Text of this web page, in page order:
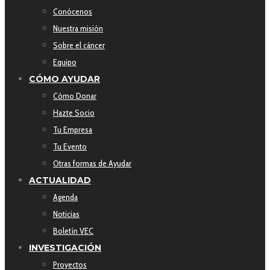
Conócenos
Nuestra misión
Sobre el cáncer
Equipo
CÓMO AYUDAR
Cómo Donar
Hazte Socio
Tu Empresa
Tu Evento
Otras formas de Ayudar
ACTUALIDAD
Agenda
Noticias
Boletín VEC
INVESTIGACIÓN
Proyectos